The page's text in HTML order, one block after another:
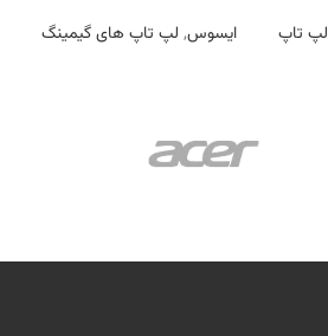
لپ تاپ
ایسوس, لپ تاپ های گیمینگ